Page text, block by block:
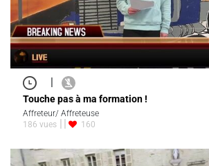
Touche pas à ma formation !
Affreteur/ Affreteuse
186 vues
160